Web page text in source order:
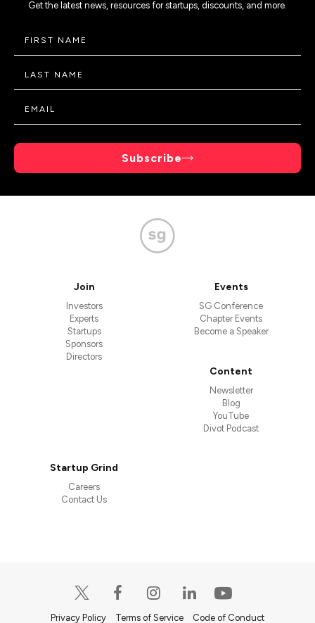
Get the latest news, resources for startups, discounts, and more.
Subscribe
Join
Investors
Experts
Startups
Sponsors
Directors
Events
SG Conference
Chapter Events
Become a Speaker
Content
Newsletter
Blog
YouTube
Divot Podcast
Startup Grind
Careers
Contact Us
Privacy Policy Terms of Service Code of Conduct